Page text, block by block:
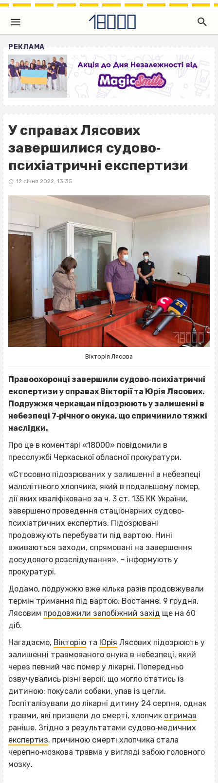
РЕКЛАМА
У справах Лясових
завершилися судово‐
психіатричні експертизи
12 січня 2022, 13:35
Вікторія Лясова
Правоохоронці завершили судово‐психіатричні
експертизи у справах Вікторії та Юрія Лясових.
Подружжя черкащан підозрюють у залишенні в
небезпеці 7‐річного онука, що спричинило тяжкі
наслідки.
Про це в коментарі «18000» повідомили в
пресслужбі Черкаської обласної прокуратури.
«Стосовно підозрюваних у залишенні в небезпеці
малолітнього хлопчика, який в подальшому помер,
дії яких кваліфіковано за ч. 3 ст. 135 КК України,
завершено проведення стаціонарних судово‐
психіатричних експертиз. Підозрювані
продовжують перебувати під вартою. Нині
вживаються заходи, спрямовані на завершення
досудового розслідування», – інформують у
прокуратурі.
Додамо, подружжю вже кілька разів продовжували
термін тримання під вартою. Востаннє, 9 грудня,
Лясовим продовжили запобіжний захід ще на 60
діб.
Нагадаємо, Вікторію та Юрія Лясових підозрюють у
залишенні травмованого онука в небезпеці, який
через певний час помер у лікарні. Попередньо
озвучувались різні версії, що могло статись із
дитиною: покусали собаки, упав із цегли.
Госпіталізували до лікарні дитину 24 серпня, однак
травми, які призвели до смерті, хлопчик отримав
раніше. Згідно з результатами судово‐медичних
експертиз, причиною смерті хлопчика стала
черепно‐мозкова травма у вигляді забою головного
мозку.